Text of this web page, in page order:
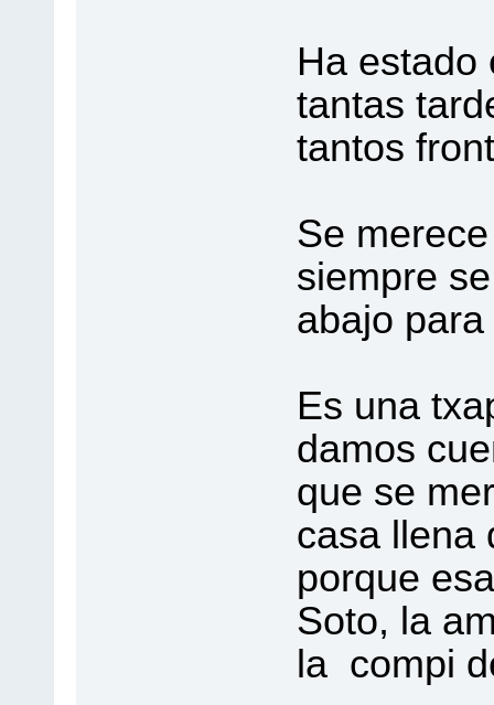
Ha estado
tantas
tantos
Se
siempre
abajo
Es una
damos
que se
casa llena
porque
Soto, la
la compi